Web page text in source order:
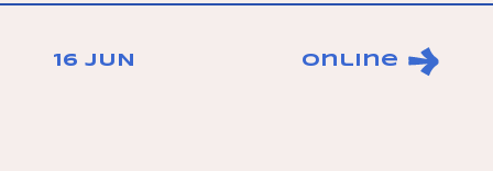
16 JUN Online